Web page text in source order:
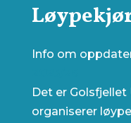
Info om
Det er
organiserer